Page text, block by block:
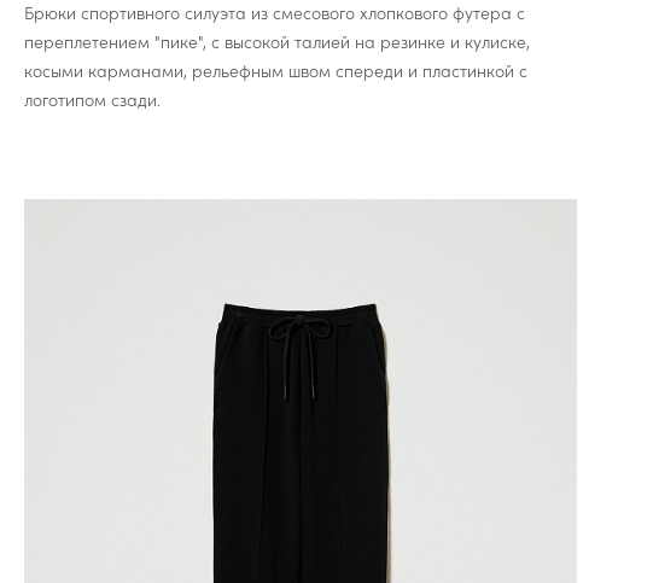
Брюки спортивного силуэта из смесового хлопкового футера с
переплетением "пике", с высокой талией на резинке и кулиске,
косыми карманами, рельефным швом спереди и пластинкой с
логотипом сзади.